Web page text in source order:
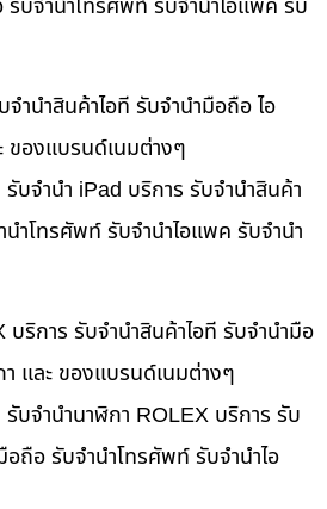
ำนำสินค้าไอที รับจำนำมือถือ ไอ
ของแบรนด์เนมต่างๆ
บจำนำ iPad บริการ รับจำนำสินค้า
ำโทรศัพท์ รับจำนำไอแพค รับจำนำ
ริการ รับจำนำสินค้าไอที รับจำนำมือ
และ ของแบรนด์เนมต่างๆ
บจำนำนาฬิกา ROLEX บริการ รับ
อถือ รับจำนำโทรศัพท์ รับจำนำไอ